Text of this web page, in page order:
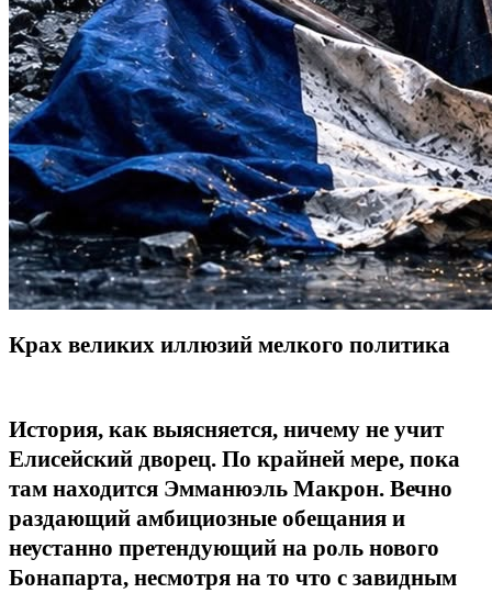
Крах великих иллюзий мелкого политика
История, как выясняется, ничему не учит
Елисейский дворец. По крайней мере, пока
там находится Эмманюэль Макрон. Вечно
раздающий амбициозные обещания и
неустанно претендующий на роль нового
Бонапарта, несмотря на то что с завидным